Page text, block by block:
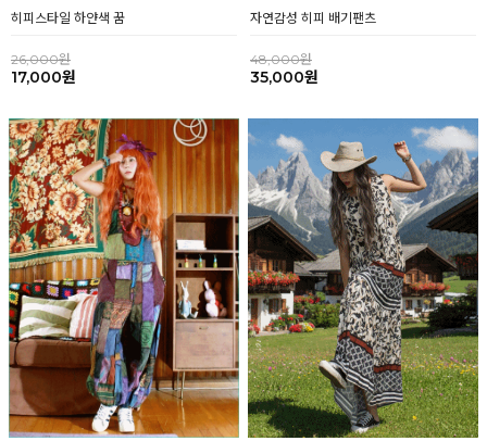
히피스타일 하얀색 꿈
26,000원
17,000원
자연감성 히피 배기팬츠
48,000원
35,000원